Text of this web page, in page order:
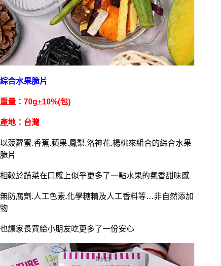
綜合水果脆片
重量：70g±10%(包)
產地：台灣
以菠蘿蜜.香蕉.蘋果.鳳梨.洛神花.楊桃來組合的綜合水果
脆片
相較於蔬菜在口感上似乎更多了一點水果的氣香甜味感
無防腐劑.人工色素.化學糖精及人工香料等…非自然添加
物
也讓家長買給小朋友吃更多了一份安心